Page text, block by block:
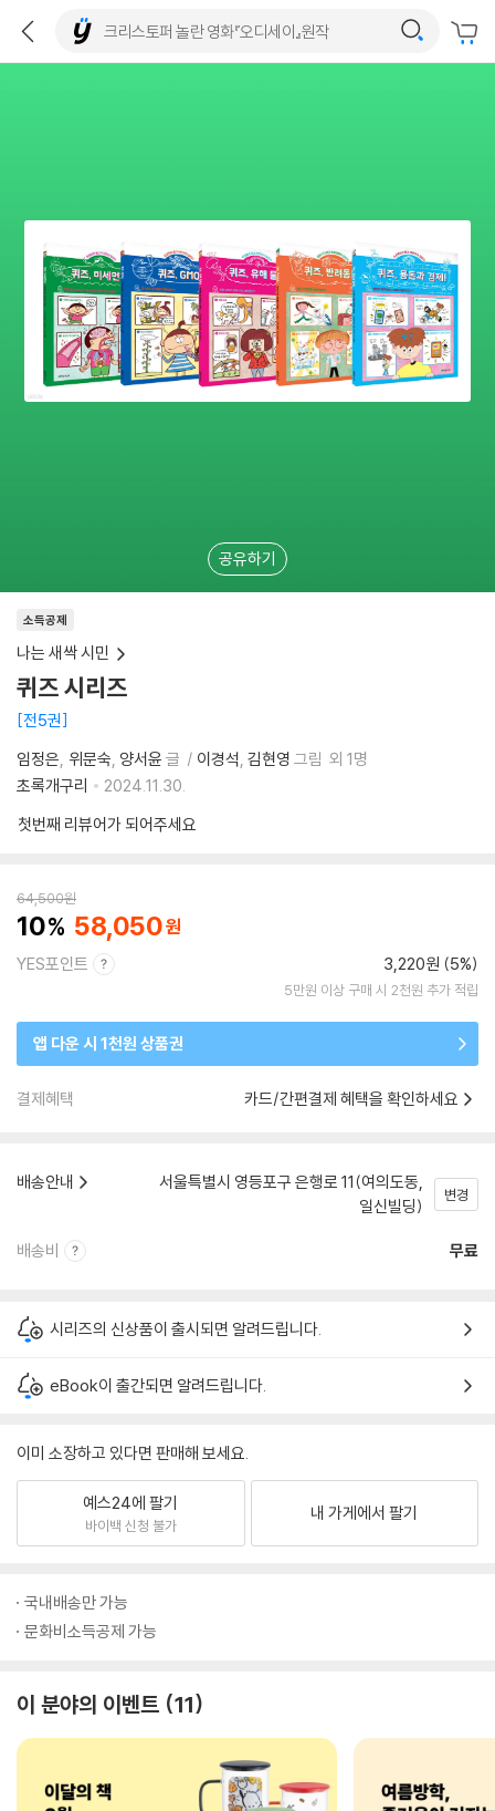
공유하기
소득공제
나는 새싹 시민
퀴즈 시리즈
전5권
임정은 위문숙 양서윤 글 이경석 김현영 그림 외 1명
초록개구리
2024.11.30.
첫번째 리뷰어가 되어주세요
64,500원
10 58,050
YES포인트 3,220원 (5%)
5만원 이상 구매 시 2천원 추가 적립
앱 다운 시 1천원 상품권
결제혜택 카드/간편결제 혜택을 확인하세요
배송안내
서울특별시 영등포구 은행로 11(여의도동,
일신빌딩)
변경
배송비 무료
시리즈의 신상품이 출시되면 알려드립니다.
eBook이 출간되면 알려드립니다.
이미 소장하고 있다면 판매해 보세요.
예스24에 팔기
바이백 신청 불가
내 가게에서 팔기
국내배송만 가능
문화비소득공제 가능
이 분야의 이벤트 11